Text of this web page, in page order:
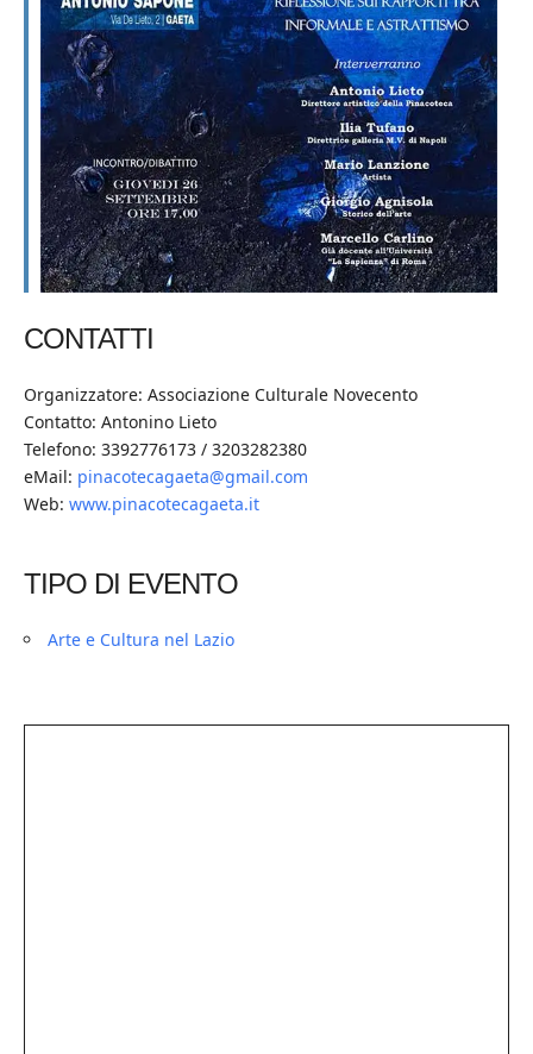
CONTATTI
Organizzatore: Associazione Culturale Novecento
Contatto: Antonino Lieto
Telefono: 3392776173 / 3203282380
eMail: pinacotecagaeta@gmail.com
Web: www.pinacotecagaeta.it
TIPO DI EVENTO
Arte e Cultura nel Lazio